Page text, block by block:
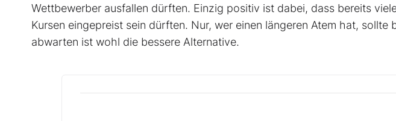
Wettbewerber ausfallen dürften. Einzig positiv ist dabei, dass bereits
Kursen eingepreist sein dürften. Nur, wer einen längeren Atem hat,
abwarten ist wohl die bessere Alternative.